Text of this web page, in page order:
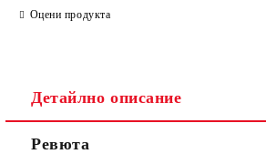
Оцени продукта
Детайлно описание
Ревюта